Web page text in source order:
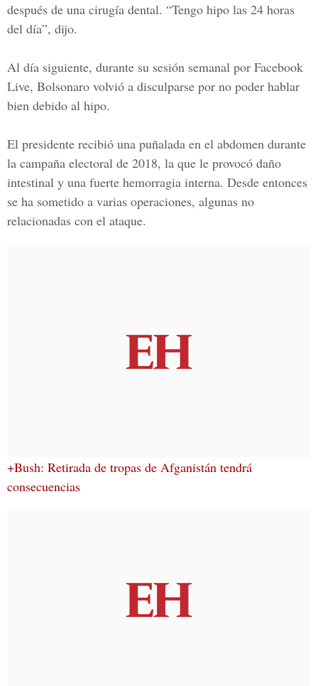
después de una cirugía dental. “Tengo hipo las 24 horas
del día”, dijo.
Al día siguiente, durante su sesión semanal por Facebook
Live, Bolsonaro volvió a disculparse por no poder hablar
bien debido al hipo.
El presidente recibió una puñalada en el abdomen durante
la campaña electoral de 2018, la que le provocó daño
intestinal y una fuerte hemorragia interna. Desde entonces
se ha sometido a varias operaciones, algunas no
relacionadas con el ataque.
+Bush: Retirada de tropas de Afganistán tendrá
consecuencias